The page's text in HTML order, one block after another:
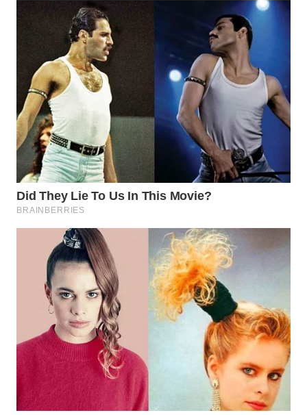
WAHANA
NEWS
WAHANA
TANI
WAHANA
ADVOKAT
INFRASTRUKTUR
WAHANA
KONSUMEN
WAHANA
LISTRIK
WAHANA
TRAVEL